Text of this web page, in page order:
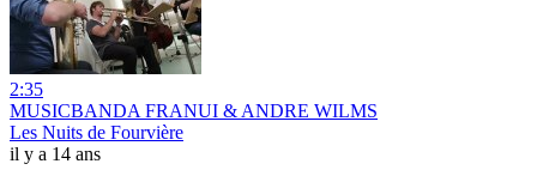
2:35
MUSICBANDA FRANUI & ANDRE WILMS
Les Nuits de Fourvière
il y a 14 ans